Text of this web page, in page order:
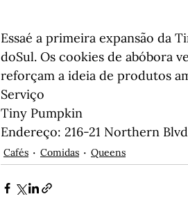
Essaé a primeira expansão da
doSul. Os cookies de abóbora
reforçam a ideia de produtos
Serviço
Tiny Pumpkin
Endereço: 216-21 Northern
Cafés Comidas Queens